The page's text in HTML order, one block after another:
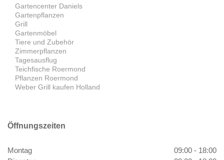
Gartencenter Daniels
Gartenpflanzen
Grill
Gartenmöbel
Tiere und Zubehör
Zimmerpflanzen
Tagesausflug
Teichfische Roermond
Pflanzen Roermond
Weber Grill kaufen Holland
Öffnungszeiten
Montag
09:00 - 18:00